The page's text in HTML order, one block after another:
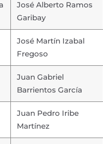
José Alberto Ramos
Garibay
José Martín Izabal
Fregoso
Juan Gabriel
Barrientos García
Juan Pedro Iribe
Martínez